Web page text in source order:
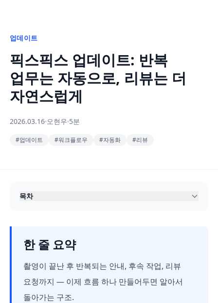
업데이트
픽스픽스 업데이트: 반복
업무는 자동으로, 리뷰는 더
자연스럽게
2026.03.16 오현우 5분
#업데이트 #워크플로우 #자동화 #리뷰
목차
한 줄 요약
촬영이 끝난 후 반복되는 안내, 후속 작업, 리뷰
요청까지 — 이제 흐름 하나 만들어두면 알아서
돌아가는 구조.